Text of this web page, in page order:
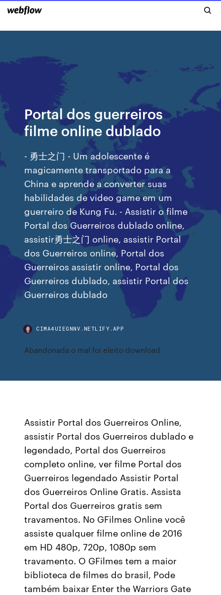
Portal dos guerreiros
filme online dublado
- 勇士之门 - Um adolescente é
magicamente transportado para a
China e aprende a converter suas
habilidades de video game em um
guerreiro de Kung Fu. - Assistir o filme
Portal dos Guerreiros dublado online,
assistir勇士之门 online, assistir Portal
dos Guerreiros online, Portal dos
Guerreiros assistir online, Portal dos
Guerreiros dublado, assistir Portal dos
Guerreiros dublado
CIMA4UIEGNNV.NETLIFY.APP
Abandonada o mal foi eleito download
Assistir Portal dos Guerreiros Online,
assistir Portal dos Guerreiros dublado e
legendado, Portal dos Guerreiros
completo online, ver filme Portal dos
Guerreiros legendado Assistir Portal
dos Guerreiros Online Gratis. Assista
Portal dos Guerreiros gratis sem
travamentos. No GFilmes Online você
assiste qualquer filme online de 2016
em HD 480p, 720p, 1080p sem
travamento. O GFilmes tem a maior
biblioteca de filmes do brasil, Pode
também baixar Enter the Warriors Gate